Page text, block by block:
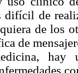
difícil de
de los
de
hay